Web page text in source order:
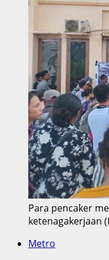
Para pencaker
ketenagakerjaan
Metro